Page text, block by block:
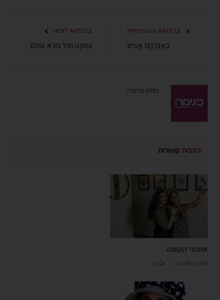
כְּאַבְרָהָם אָבִינוּ
NEXT ARTICLE
עסקה מול בורא עולם
מגזין פנימה
כתבות קשורות
אחותי הקטנה